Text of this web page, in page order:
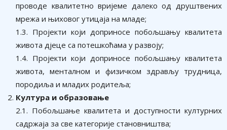
проводе квалитетно вријеме далеко од друштвених
мрежа и њиховог утицаја на младе;
1.3. Пројекти који доприносе побољшању квалитета
живота дјеце са потешкоћама у развоју;
1.4. Пројекти који доприносе побољшању квалитета
живота, менталном и физичком здрављу трудница,
породиља и младих родитеља;
Култура и образовање
2.1. Побољшање квалитета и доступности културних
садржаја за све категорије становништва;